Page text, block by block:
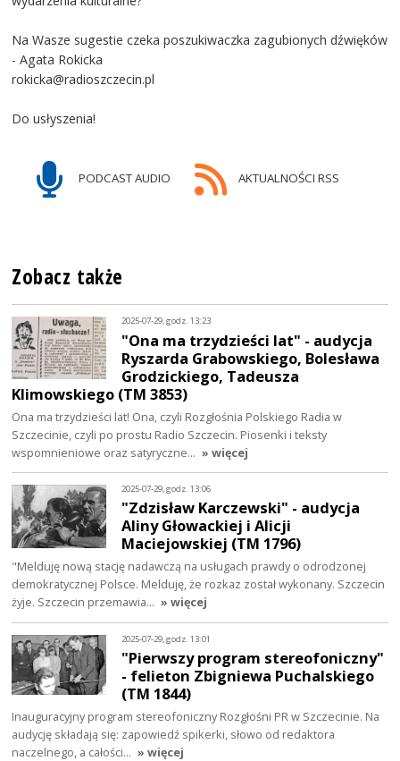
Na Wasze sugestie czeka poszukiwaczka zagubionych dźwięków
- Agata Rokicka
rokicka@radioszczecin.pl
Do usłyszenia!
PODCAST AUDIO AKTUALNOŚCI RSS
Zobacz także
2025-07-29, godz. 13:23
"Ona ma trzydzieści lat" - audycja
Ryszarda Grabowskiego, Bolesława
Grodzickiego, Tadeusza
Klimowskiego (TM 3853)
Ona ma trzydzieści lat! Ona, czyli Rozgłośnia Polskiego Radia w
Szczecinie, czyli po prostu Radio Szczecin. Piosenki i teksty
wspomnieniowe oraz satyryczne… » więcej
2025-07-29, godz. 13:06
"Zdzisław Karczewski" - audycja
Aliny Głowackiej i Alicji
Maciejowskiej (TM 1796)
"Melduję nową stację nadawczą na usługach prawdy o odrodzonej
demokratycznej Polsce. Melduję, że rozkaz został wykonany. Szczecin
żyje. Szczecin przemawia… » więcej
2025-07-29, godz. 13:01
"Pierwszy program stereofoniczny"
- felieton Zbigniewa Puchalskiego
(TM 1844)
Inauguracyjny program stereofoniczny Rozgłośni PR w Szczecinie. Na
audycję składają się: zapowiedź spikerki, słowo od redaktora
naczelnego, a całości… » więcej